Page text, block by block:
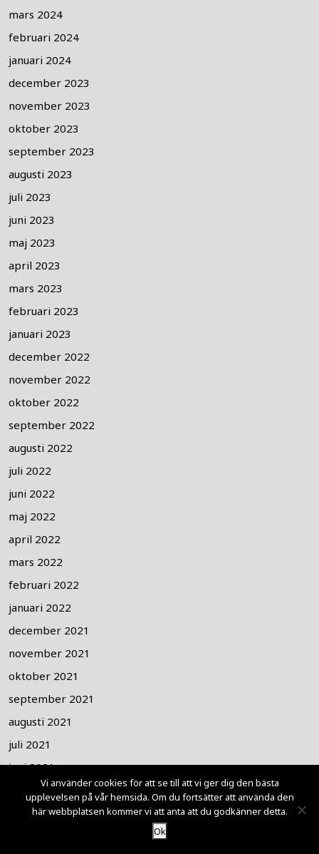
mars 2024
februari 2024
januari 2024
december 2023
november 2023
oktober 2023
september 2023
augusti 2023
juli 2023
juni 2023
maj 2023
april 2023
mars 2023
februari 2023
januari 2023
december 2022
november 2022
oktober 2022
september 2022
augusti 2022
juli 2022
juni 2022
maj 2022
april 2022
mars 2022
februari 2022
januari 2022
december 2021
november 2021
oktober 2021
september 2021
augusti 2021
juli 2021
juni 2021
maj 2021
april 2021
Vi använder cookies för att se till att vi ger dig den bästa
upplevelsen på vår hemsida. Om du fortsätter att använda den
här webbplatsen kommer vi att anta att du godkänner detta.
Ok